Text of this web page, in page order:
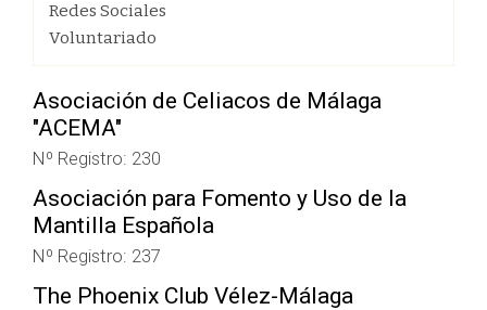
Redes Sociales
Voluntariado
Asociación de Celiacos de Málaga
"ACEMA"
Nº Registro: 230
Asociación para Fomento y Uso de la
Mantilla Española
Nº Registro: 237
The Phoenix Club Vélez-Málaga